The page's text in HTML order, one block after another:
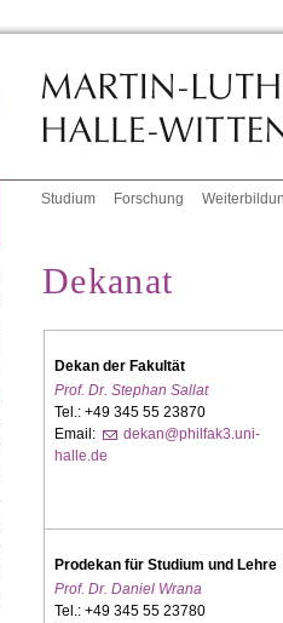
Studium Forschung
Dekanat
Dekan der Fakultät
Prof. Dr. Stephan Sallat
Tel.: +49 345 55 23870
Email:
dekan@philfak3.uni-
halle.de
Prodekan für Studium und Lehre
Prof. Dr. Daniel Wrana
Tel.:+493455523780